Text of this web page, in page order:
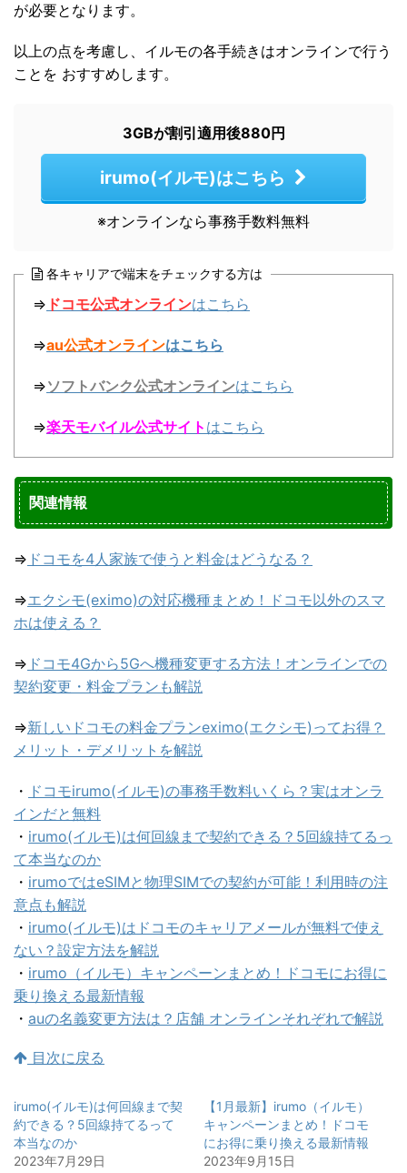
が必要となります。
以上の点を考慮し、イルモの各手続きはオンラインで行う
ことを おすすめします。
3GBが割引適用後880円
irumo(イルモ)はこちら
※オンラインなら事務手数料無料
各キャリアで端末をチェックする方は
⇒ ドコモ公式オンラインはこちら
⇒au公式オンラインはこちら
⇒ソフトバンク公式オンラインはこちら
⇒楽天モバイル公式サイト はこちら
関連情報
⇒ ドコモを4人家族で使うと料金はどうなる？
⇒エクシモ(eximo)の対応機種まとめ！ドコモ以外のスマ
ホは使える？
⇒ ドコモ4Gから5Gへ機種変更する方法！オンラインでの
契約変更・料金プランも解説
⇒新しいドコモの料金プランeximo(エクシモ)ってお得？
メリット・デメリットを解説
・ ドコモirumo(イルモ)の事務手数料いくら？実はオンラ
インだと無料
・ irumo(イルモ)は何回線まで契約できる？5回線持てるっ
て本当なのか
・ irumoではeSIMと物理SIMでの契約が可能！利用時の注
意点も解説
・ irumo(イルモ)はドコモのキャリアメールが無料で使え
ない？設定方法を解説
・ irumo（イルモ）キャンペーンまとめ！ドコモにお得に
乗り換える最新情報
・ auの名義変更方法は？店舗 オンラインそれぞれで解説
目次に戻る
irumo(イルモ)は何回線まで契
約できる？5回線持てるって
本当なのか
2023年7月29日
【1月最新】irumo（イルモ）
キャンペーンまとめ！ドコモ
にお得に乗り換える最新情報
2023年9月15日